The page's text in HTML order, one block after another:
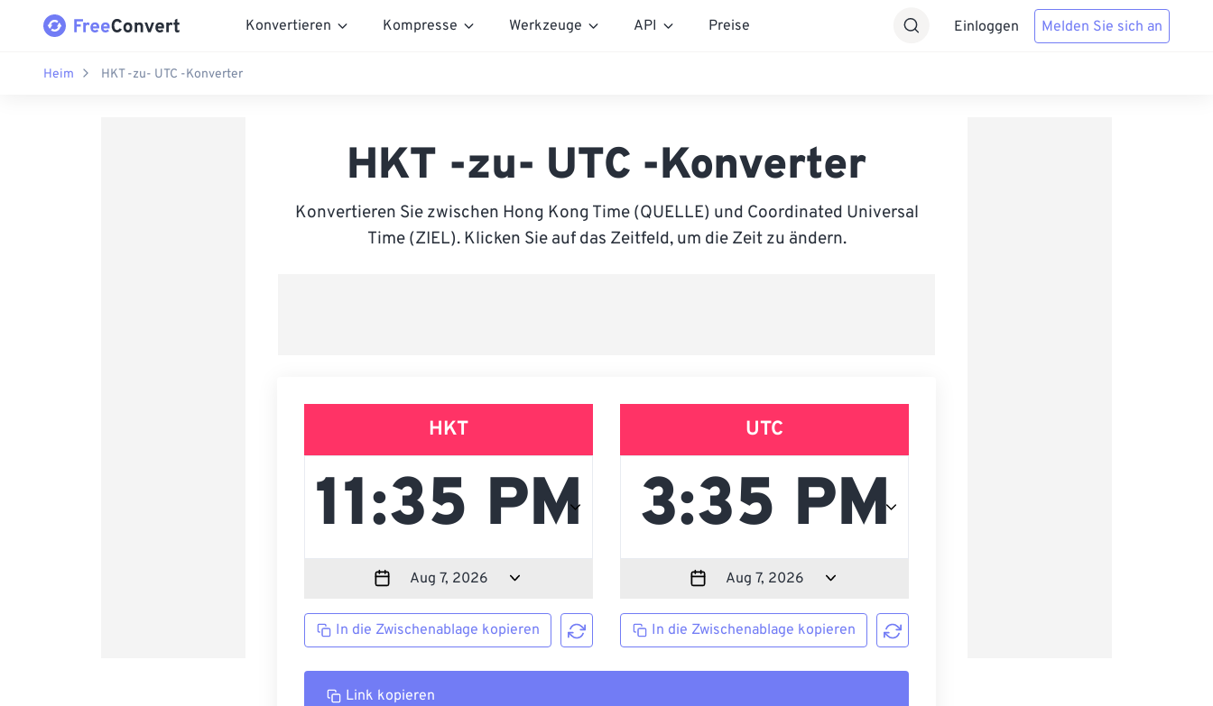
Konvertieren Kompresse Werkzeuge API Preise Einloggen Melden Sie sich an
Heim HKT -zu- UTC -Konverter
HKT -zu- UTC -Konverter
Konvertieren Sie zwischen Hong Kong Time (QUELLE) und Coordinated Universal
Time (ZIEL). Klicken Sie auf das Zeitfeld, um die Zeit zu ändern.
HKT
In die Zwischenablage kopieren
UTC
In die Zwischenablage kopieren
Link kopieren